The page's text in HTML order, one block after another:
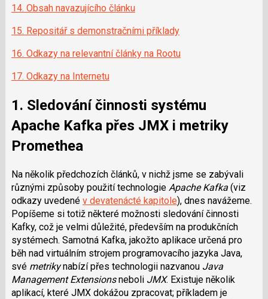
14. Obsah navazujícího článku
15. Repositář s demonstračními příklady
16. Odkazy na relevantní články na Rootu
17. Odkazy na Internetu
1. Sledování činnosti systému
Apache Kafka přes JMX i metriky
Promethea
Na několik předchozích článků, v nichž jsme se zabývali
různými způsoby použití technologie Apache Kafka(viz
odkazy uvedené v devatenácté kapitole), dnes navážeme.
Popíšeme si totiž některé možnosti sledování činnosti
Kafky, což je velmi důležité, především na produkčních
systémech. Samotná Kafka, jakožto aplikace určená pro
běh nad virtuálním strojem programovacího jazyka Java,
své metrikynabízí přes technologii nazvanou Java
Management Extensionsneboli JMX. Existuje několik
aplikací, které JMX dokážou zpracovat; příkladem je